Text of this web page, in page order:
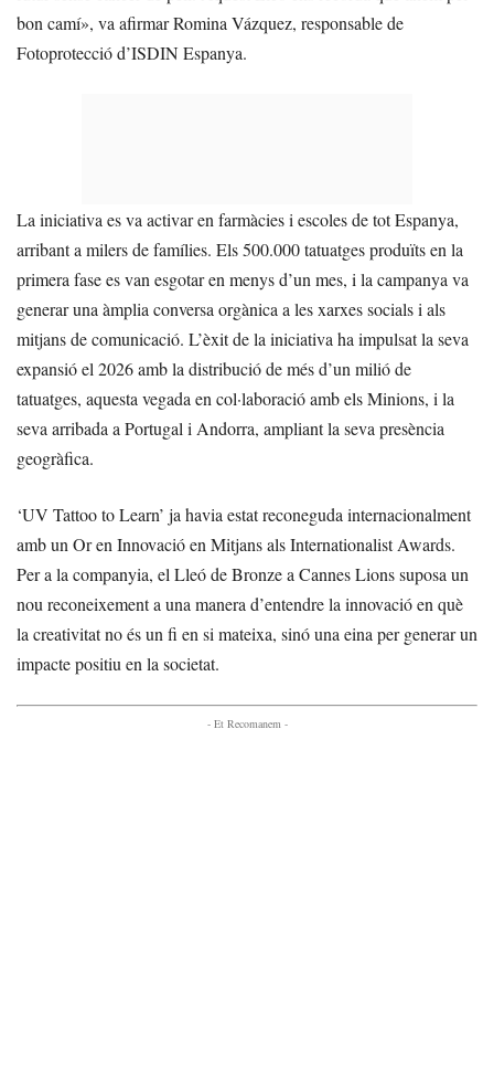
bon camí», va afirmar Romina Vázquez, responsable de
Fotoprotecció d’ISDIN Espanya.
La iniciativa es va activar en farmàcies i escoles de tot Espanya,
arribant a milers de famílies. Els 500.000 tatuatges produïts en la
primera fase es van esgotar en menys d’un mes, i la campanya va
generar una àmplia conversa orgànica a les xarxes socials i als
mitjans de comunicació. L’èxit de la iniciativa ha impulsat la seva
expansió el 2026 amb la distribució de més d’un milió de
tatuatges, aquesta vegada en col·laboració amb els Minions, i la
seva arribada a Portugal i Andorra, ampliant la seva presència
geogràfica.
‘UV Tattoo to Learn’ ja havia estat reconeguda internacionalment
amb un Or en Innovació en Mitjans als Internationalist Awards.
Per a la companyia, el Lleó de Bronze a Cannes Lions suposa un
nou reconeixement a una manera d’entendre la innovació en què
la creativitat no és un fi en si mateixa, sinó una eina per generar un
impacte positiu en la societat.
- Et Recomanem -